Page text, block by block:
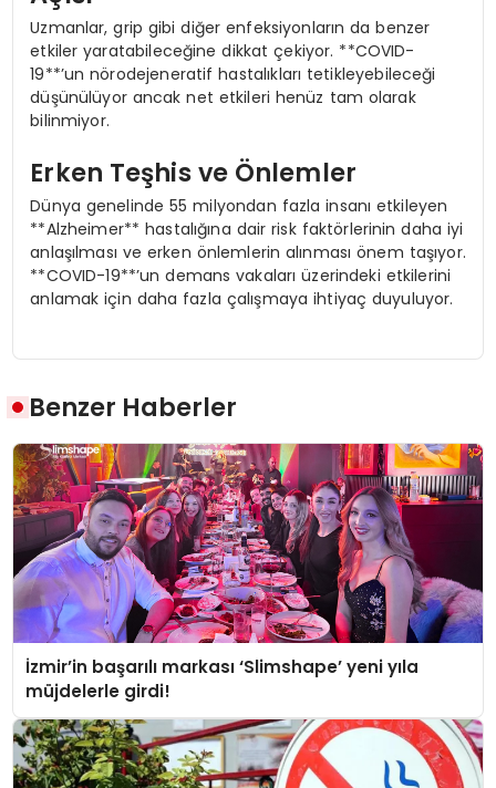
Uzmanlar, grip gibi diğer enfeksiyonların da benzer
etkiler yaratabileceğine dikkat çekiyor. **COVID-
19**’un nörodejeneratif hastalıkları tetikleyebileceği
düşünülüyor ancak net etkileri henüz tam olarak
bilinmiyor.
Erken Teşhis ve Önlemler
Dünya genelinde 55 milyondan fazla insanı etkileyen
**Alzheimer** hastalığına dair risk faktörlerinin daha iyi
anlaşılması ve erken önlemlerin alınması önem taşıyor.
**COVID-19**’un demans vakaları üzerindeki etkilerini
anlamak için daha fazla çalışmaya ihtiyaç duyuluyor.
Benzer Haberler
İzmir’in başarılı markası ‘Slimshape’ yeni yıla
müjdelerle girdi!